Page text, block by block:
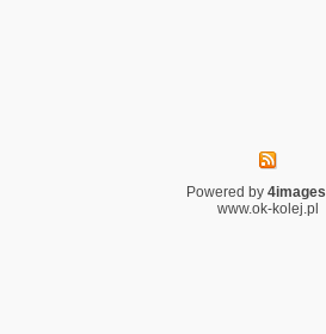
Powered by 4images
www.ok-kolej.pl